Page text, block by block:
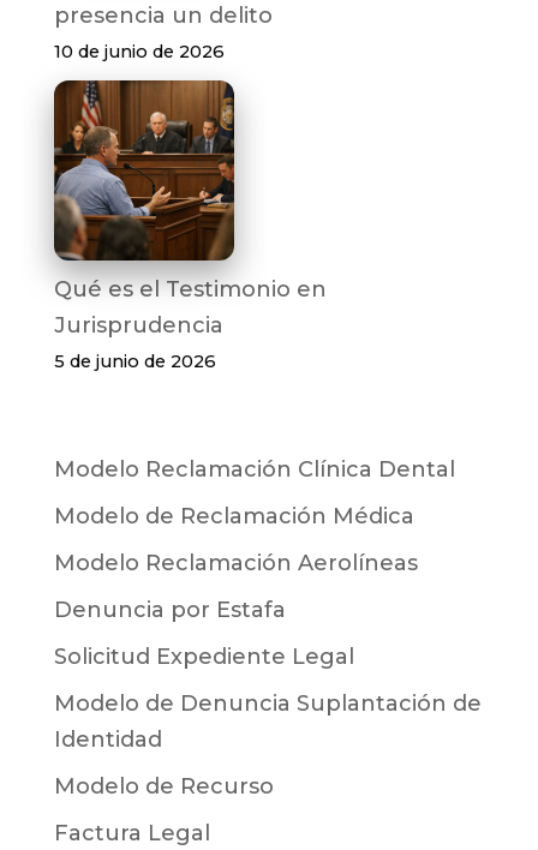
presencia un delito
10 de junio de 2026
Qué es el Testimonio en
Jurisprudencia
5 de junio de 2026
Modelo Reclamación Clínica Dental
Modelo de Reclamación Médica
Modelo Reclamación Aerolíneas
Denuncia por Estafa
Solicitud Expediente Legal
Modelo de Denuncia Suplantación de
Identidad
Modelo de Recurso
Factura Legal